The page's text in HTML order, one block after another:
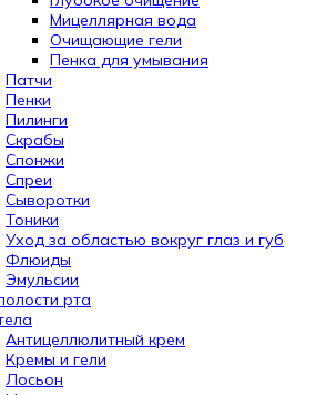
Мицеллярная вода
Очищающие гели
Пенка для умывания
Патчи
Пенки
Пилинги
Скрабы
Спонжи
Спреи
Сыворотки
Тоники
Уход за областью вокруг глаз и губ
Флюиды
Эмульсии
рта
Антицеллюлитный крем
Кремы и гели
Лосьон